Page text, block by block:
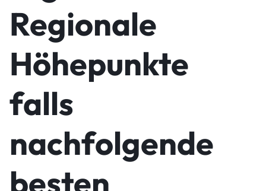
Regionale
Höhepunkte
falls
nachfolgende
besten